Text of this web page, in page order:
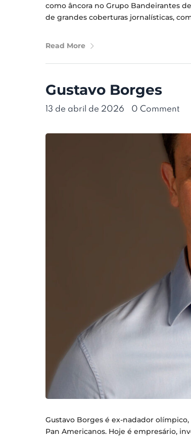
como âncora no Grupo Bandeirantes
de grandes coberturas jornalísticas,
Read More
Gustavo Borges
13 de abril de 2026 0 Comment
Gustavo Borges é ex-nadador
Pan Americanos. Hoje é empresário,